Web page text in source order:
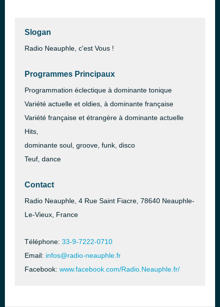
Slogan
Radio Neauphle, c'est Vous !
Programmes Principaux
Programmation éclectique à dominante tonique
Variété actuelle et oldies, à dominante française
Variété française et étrangère à dominante actuelle
Hits,
dominante soul, groove, funk, disco
Teuf, dance
Contact
Radio Neauphle, 4 Rue Saint Fiacre, 78640 Neauphle-
Le-Vieux, France
Téléphone: 33-9-7222-0710
Email: infos@radio-neauphle.fr
Facebook: www.facebook.com/Radio.Neauphle.fr/